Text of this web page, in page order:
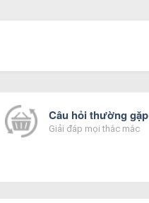
Câu hỏi thường gặp
Giải đáp mọi thắc mắc